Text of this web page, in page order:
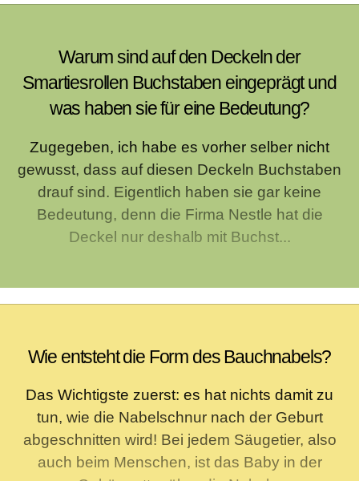
Warum sind auf den Deckeln der
Smartiesrollen Buchstaben eingeprägt und
was haben sie für eine Bedeutung?
Zugegeben, ich habe es vorher selber nicht
gewusst, dass auf diesen Deckeln Buchstaben
drauf sind. Eigentlich haben sie gar keine
Bedeutung, denn die Firma Nestle hat die
Deckel nur deshalb mit Buchst...
Wie entsteht die Form des Bauchnabels?
Das Wichtigste zuerst: es hat nichts damit zu
tun, wie die Nabelschnur nach der Geburt
abgeschnitten wird! Bei jedem Säugetier, also
auch beim Menschen, ist das Baby in der